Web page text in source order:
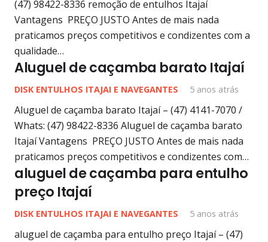
(47) 98422-8336 remoção de entulhos Itajaí
Vantagens PREÇO JUSTO Antes de mais nada
praticamos preços competitivos e condizentes com a
qualidade…
Aluguel de caçamba barato Itajaí
DISK ENTULHOS ITAJAI E NAVEGANTES 5 anos atrás
Aluguel de caçamba barato Itajaí – (47) 4141-7070 /
Whats: (47) 98422-8336 Aluguel de caçamba barato
Itajaí Vantagens PREÇO JUSTO Antes de mais nada
praticamos preços competitivos e condizentes com…
aluguel de caçamba para entulho
preço Itajaí
DISK ENTULHOS ITAJAI E NAVEGANTES 5 anos atrás
aluguel de caçamba para entulho preço Itajaí – (47)